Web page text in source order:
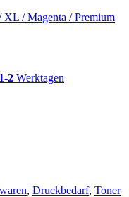
XL / Magenta / Premium
1-2 Werktagen
, Druckbedarf, Toner